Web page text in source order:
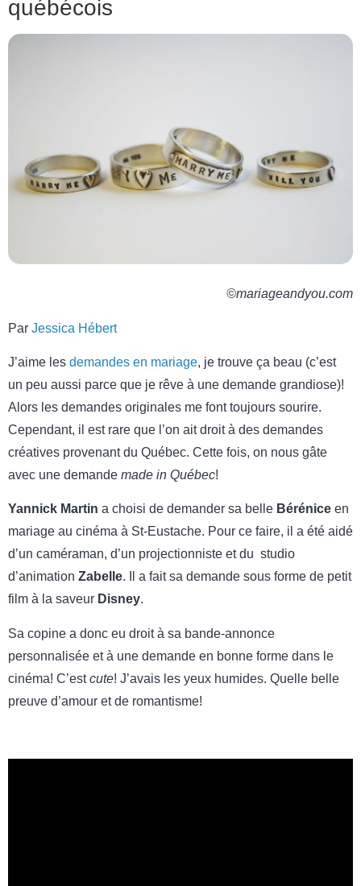
québécois
©mariageandyou.com
Par Jessica Hébert
J’aime les demandes en mariage, je trouve ça beau (c’est
un peu aussi parce que je rêve à une demande grandiose)!
Alors les demandes originales me font toujours sourire.
Cependant, il est rare que l’on ait droit à des demandes
créatives provenant du Québec. Cette fois, on nous gâte
avec une demande made in Québec!
Yannick Martin a choisi de demander sa belle Bérénice en
mariage au cinéma à St-Eustache. Pour ce faire, il a été aidé
d’un caméraman, d’un projectionniste et du studio
d’animation Zabelle. Il a fait sa demande sous forme de petit
film à la saveur Disney.
Sa copine a donc eu droit à sa bande-annonce
personnalisée et à une demande en bonne forme dans le
cinéma! C’estcute! J’avais les yeux humides. Quelle belle
preuve d’amour et de romantisme!